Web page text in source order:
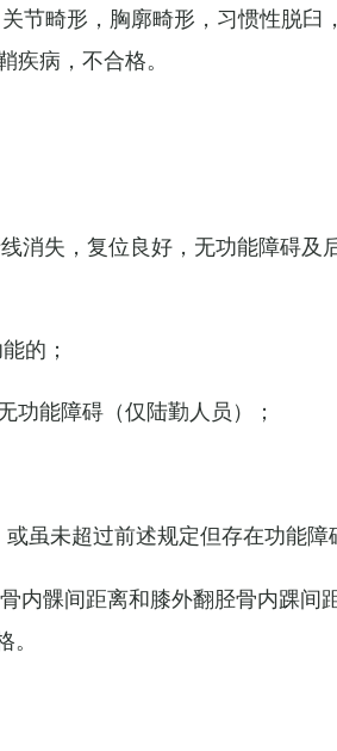
节畸形，胸廓畸形，习惯性脱臼
病，不合格。
消失，复位良好，无功能障碍及
的；
功能障碍（仅陆勤人员）；
虽未超过前述规定但存在功能障
内髁间距离和膝外翻胫骨内踝间